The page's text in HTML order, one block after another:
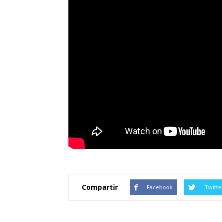
Compartir Facebook